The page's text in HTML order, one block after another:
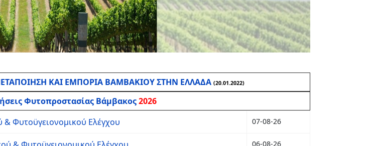
ΚΑΙ ΕΜΠΟΡΙΑ ΒΑΜΒΑΚΙΟΥ ΣΤΗΝ ΕΛΛΑΔΑ (20.01.2022)
Φυτοπροστασίας Βάμβακος2026
Φυτοϋγειονομικού Ελέγχου
07-08-26
06-08-26